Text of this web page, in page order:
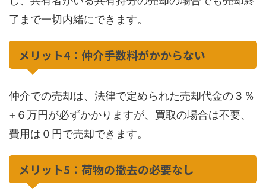
了まで一切内緒にできます。
メリット4：仲介手数料がかからない
仲介での売却は、法律で定められた売却代金の３％
+６万円が必ずかかりますが、買取の場合は不要、
費用は０円で売却できます。
メリット5：荷物の撤去の必要なし